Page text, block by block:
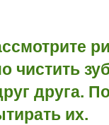
чистить
друга.
их.